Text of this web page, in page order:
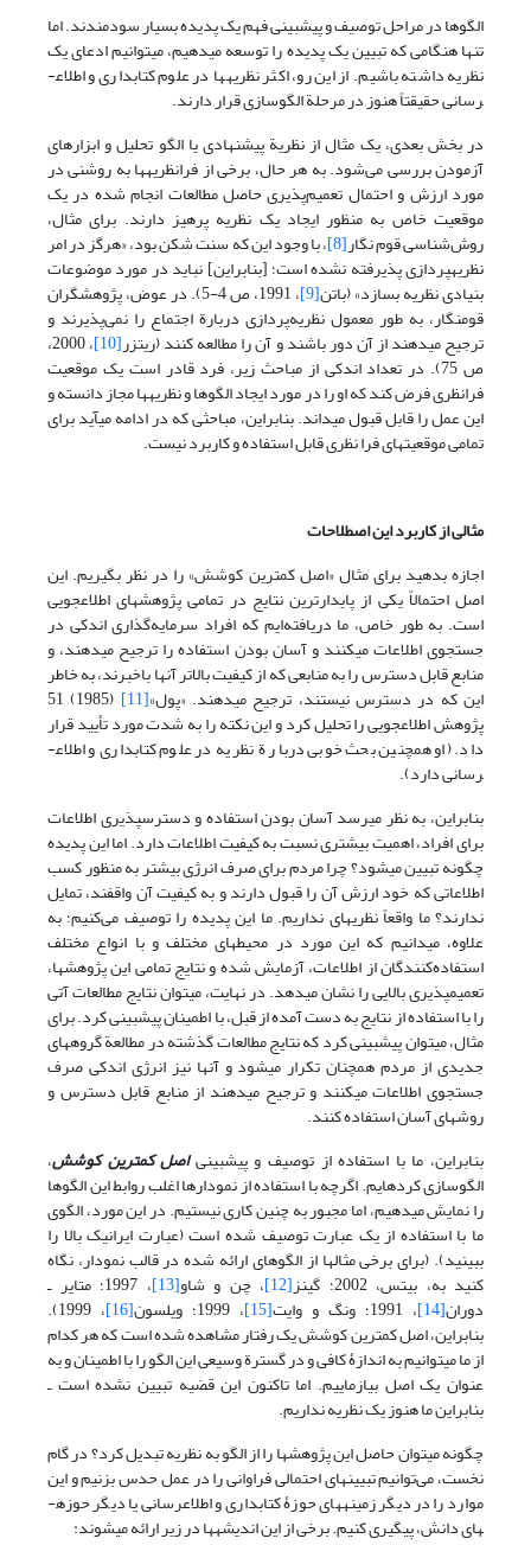
الگوها در مراحل توصیف و پیش­بینی فهم یک پدیده بسیار سودمندند. اما
تنها هنگامی که تبیین یک پدیده را توسعه می­دهیم، می­توانیم ادعای یک
نظریه داشته باشیم. از این رو، اکثر نظریه­ها در علوم کتابداری و اطلاع­
رسانی حقیقتاً هنوز در مرحلة الگوسازی قرار دارند.
در بخش بعدی، یک مثال از نظریة پیشنهادی یا الگو تحلیل و ابزارهای
آزمودن بررسی می‌شود. به هر حال، برخی از فرانظریه­ها به روشنی در
مورد ارزش و احتمال تعمیم‌پذیری حاصل مطالعات انجام شده در یک
موقعیت خاص به منظور ایجاد یک نظریه پرهیز دارند. برای مثال،
روش‌شناسی قوم نگار[8] ، با وجود این که سنت شکن بود، «هرگز در امر
نظریه­پردازی پذیرفته نشده است؛ [بنابراین] نباید در مورد موضوعات
بنیادی نظریه بسازد» (باتن[9] ، 1991، ص 4-5). در عوض، پژوهشگران
قوم­نگار، به طور معمول نظریه‌پردازی دربارة اجتماع را نمی‌پذیرند و
ترجیح می­دهند از آن دور باشند و آن را مطالعه کنند (ریتزر[10] ، 2000،
ص 75). در تعداد اندکی از مباحث زیر، فرد قادر است یک موقعیت
فرانظری فرض کند که او را در مورد ایجاد الگوها و نظریه­ها مجاز دانسته و
این عمل را قابل قبول می­داند. بنابراین، مباحثی که در ادامه می­آید برای
تمامی موقعیتهای فرا نظری قابل استفاده و کاربرد نیست.
مثالی از کاربرد این اصطلاحات
اجازه بدهید برای مثال «اصل کمترین کوشش» را در نظر بگیریم. این
اصل احتمالاً یکی از پایدارترین نتایج در تمامی پژوهشهای اطلاع­جویی
است. به طور خاص، ما دریافته‌ایم که افراد سرمایه‌گذاری اندکی در
جستجوی اطلاعات می­کنند و آسان بودن استفاده را ترجیح می­دهند، و
منابع قابل دسترس را به منابعی که از کیفیت بالاتر آنها باخبرند، به خاطر
این که در دسترس نیستند، ترجیح می­دهند. «پول»[11]
(1985) 51
پژوهش اطلاع­جویی را تحلیل کرد و این نکته را به شدت مورد تأیید قرار
داد. (او همچنین بحث خوبی دربارة نظریه در علوم کتابداری و اطلاع­
رسانی دارد).
بنابراین، به نظر می­رسد آسان بودن استفاده و دسترس­پذیری اطلاعات
برای افراد، اهمیت بیشتری نسبت به کیفیت اطلاعات دارد. اما این پدیده
چگونه تبیین می­شود؟ چرا مردم برای صرف انرژی بیشتر به منظور کسب
اطلاعاتی که خود ارزش آن را قبول دارند و به کیفیت آن واقفند، تمایل
ندارند؟ ما واقعاً نظریه­ای نداریم. ما این پدیده را توصیف می‌کنیم؛ به
علاوه، می­دانیم که این مورد در محیطهای مختلف و با انواع مختلف
استفاده‌کنندگان از اطلاعات، آزمایش شده و نتایج تمامی این پژوهشها،
تعمیم­پذیری بالایی را نشان می­دهد. در نهایت، می­توان نتایج مطالعات آتی
را با استفاده از نتایج به دست آمده از قبل، با اطمینان پیش­بینی کرد. برای
مثال، می­توان پیش­بینی کرد که نتایج مطالعات گذشته در مطالعة گروه­های
جدیدی از مردم همچنان تکرار می­شود و آنها نیز انرژی اندکی صرف
جستجوی اطلاعات می­کنند و ترجیح می­دهند از منابع قابل دسترس و
روشهای آسان استفاده کنند.
بنابراین، ما با استفاده از توصیف و پیش­بینیاصل کمترین کوشش،
الگوسازی کرده­ایم. اگرچه با استفاده از نمودارها اغلب روابط این الگوها
را نمایش می­دهیم، اما مجبور به چنین کاری نیستیم. در این مورد، الگوی
ما با استفاده از یک عبارت توصیف شده است (عبارت ایرانیک بالا را
ببینید). (برای برخی مثالها از الگوهای ارائه شده در قالب نمودار، نگاه
کنید به، بیتس، 2002؛ گینز [12] ، چن و شاو[13] ، 1997؛ متایر ـ
دوران[14] ، 1991؛ ونگ و وایت [15] ، 1999؛ ویلسون [16] ، 1999).
بنابراین، اصل کمترین کوشش یک رفتار مشاهده شده است که هر کدام
از ما می­توانیم به اندازۀ کافی و در گسترة وسیعی این الگو را با اطمینان و به
عنوان یک اصل بیازماییم. اما تاکنون این قضیه تبیین نشده است ـ
بنابراین ما هنوز یک نظریه نداریم.
چگونه می­توان حاصل این پژوهشها را از الگو به نظریه تبدیل کرد؟ در گام
نخست، می‌توانیم تبیینهای احتمالی فراوانی را در عمل حدس بزنیم و این
موارد را در دیگر زمینه­های حوزۀ کتابداری و اطلاع­رسانی یا دیگر حوزه­
های دانش، پیگیری کنیم. برخی از این اندیشه­ها در زیر ارائه می­شوند: